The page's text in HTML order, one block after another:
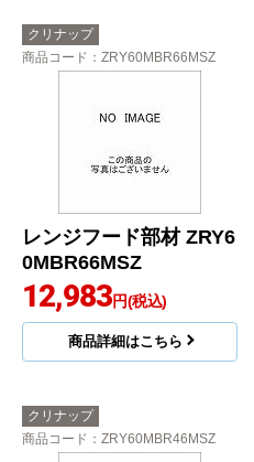
クリナップ
商品コード ：ZRY60MBR66MSZ
レンジフード部材 ZRY6
0MBR66MSZ
12,983円(税込)
商品詳細はこちら
クリナップ
商品コード ：ZRY60MBR46MSZ